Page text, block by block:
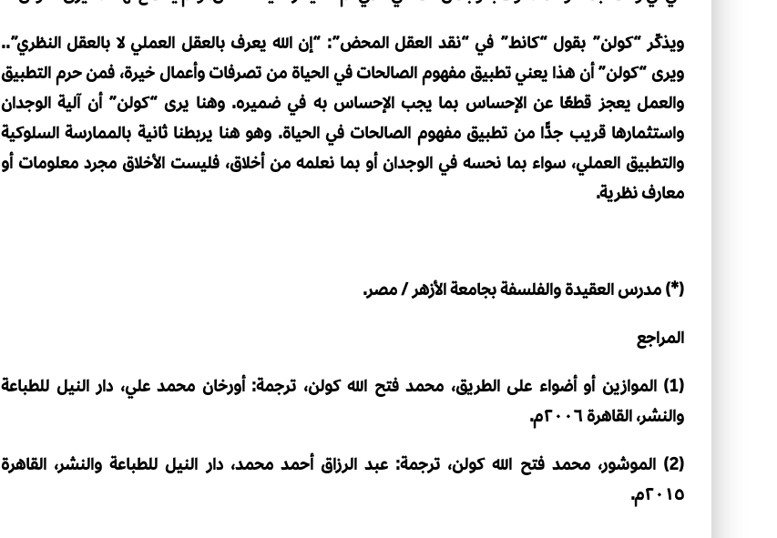
ويذكّر “كولن” بقول “كانط” في “نقد العقل المحض”: “إن الله يعرف بالعقل العملي لا بالعقل النظري”..
ويرى “كولن” أن هذا يعني تطبيق مفهوم الصالحات في الحياة من تصرفات وأعمال خيرة، فمن حرم التطبيق
والعمل يعجز قطعًا عن الإحساس بما يجب الإحساس به في ضميره. وهنا يرى “كولن” أن آلية الوجدان
واستثمارها قريب جدًّا من تطبيق مفهوم الصالحات في الحياة. وهو هنا يربطنا ثانية بالممارسة السلوكية
والتطبيق العملي، سواء بما نحسه في الوجدان أو بما نعلمه من أخلاق، فليست الأخلاق مجرد معلومات أو
معارف نظرية.
(*) مدرس العقيدة والفلسفة بجامعة الأزهر / مصر.
المراجع
(1) الموازين أو أضواء على الطريق، محمد فتح الله كولن، ترجمة: أورخان محمد علي، دار النيل للطباعة
والنشر، القاهرة ٢٠٠٦م.
(2) الموشور، محمد فتح الله كولن، ترجمة: عبد الرزاق أحمد محمد، دار النيل للطباعة والنشر، القاهرة
٢٠١٥م.